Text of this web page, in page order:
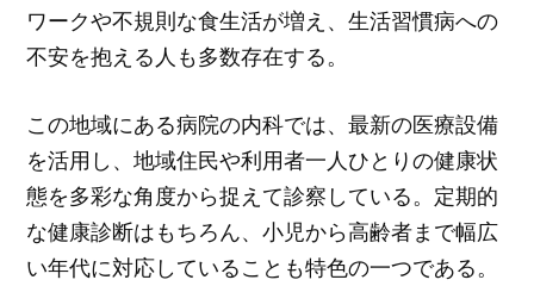
ワークや不規則な食生活が増え、生活習慣病への
不安を抱える人も多数存在する。
この地域にある病院の内科では、最新の医療設備
を活用し、地域住民や利用者一人ひとりの健康状
態を多彩な角度から捉えて診察している。定期的
な健康診断はもちろん、小児から高齢者まで幅広
い年代に対応していることも特色の一つである。